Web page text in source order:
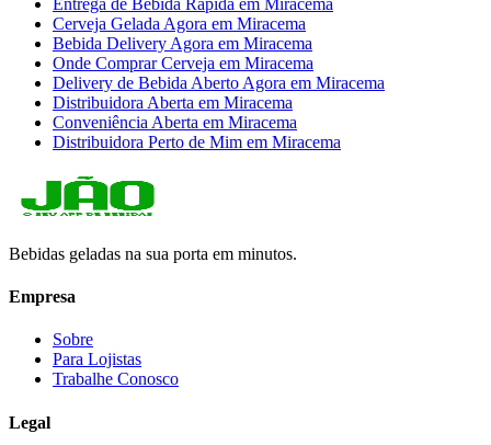
Cerveja Gelada Agora em Miracema
Bebida Delivery Agora em Miracema
Onde Comprar Cerveja em Miracema
Delivery de Bebida Aberto Agora em Miracema
Distribuidora Aberta em Miracema
Conveniência Aberta em Miracema
Distribuidora Perto de Mim em Miracema
Bebidas geladas na sua porta em minutos.
Empresa
Sobre
Para Lojistas
Trabalhe Conosco
Legal